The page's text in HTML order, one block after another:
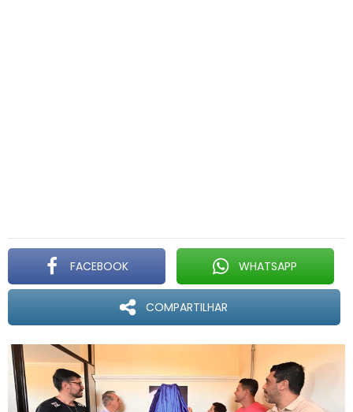
FACEBOOK WHATSAPP
COMPARTILHAR